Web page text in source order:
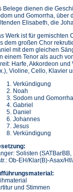
Belege dienen die
und Gomorrha, über
Elisabeth, die
Werk ist für gemischten
dem großen Chor
mit dem gleichen
einem Tenor als auch
Harfe, Akkordeon
Violine, Cello, Klavier
Verkündigung
Noah
Sodom und Gomorrha
Gabriel
Daniel
Johannes
Jesus
Verkündigung
Solisten (SATBarBB,
Ob-EH/Klar(B)-Asax/
und Stimmen